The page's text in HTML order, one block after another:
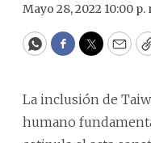
Mayo 28, 2022 10:00 p.
WhatsApp
Facebook
Twitter
La inclusión de
humano